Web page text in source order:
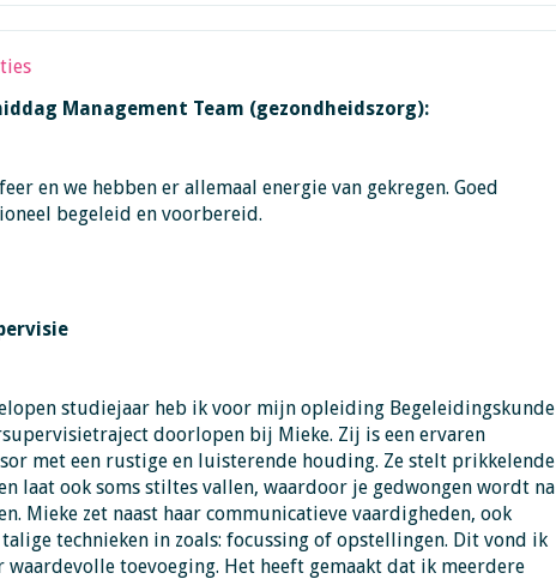
Management Team (gezondheidszorg):
en we hebben er allemaal energie van gekregen. Goed
begeleid en voorbereid.
studiejaar heb ik voor mijn opleiding Begeleidingskunde
doorlopen bij Mieke. Zij is een ervaren
met een rustige en luisterende houding. Ze stelt prikkelende
laat ook soms stiltes vallen, waardoor je gedwongen wordt na
Mieke zet naast haar communicatieve vaardigheden, ook
technieken in zoals: focussing of opstellingen. Dit vond ik
waardevolle toevoeging. Het heeft gemaakt dat ik meerdere